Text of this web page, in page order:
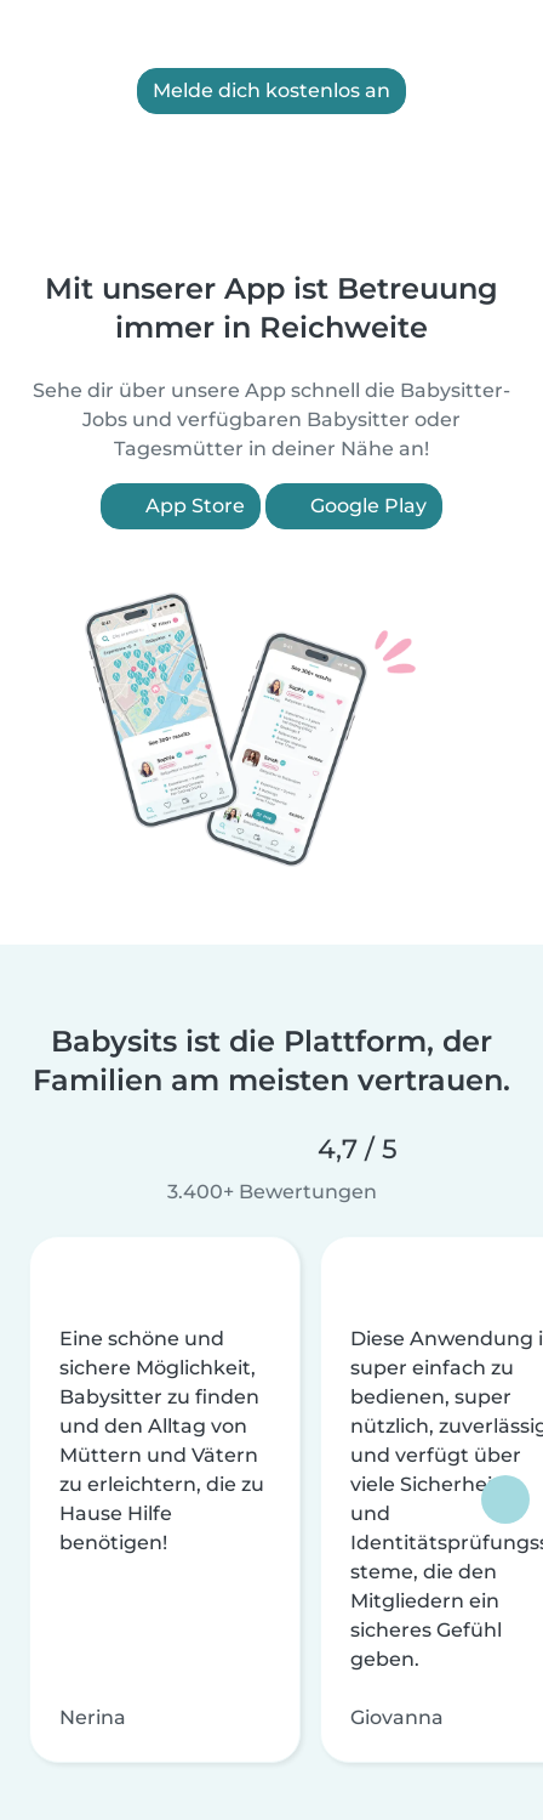
Melde dich kostenlos an
Mit unserer App ist Betreuung
immer in Reichweite
Sehe dir über unsere App schnell die Babysitter-
Jobs und verfügbaren Babysitter oder
Tagesmütter in deiner Nähe an!
App Store Google Play
Babysits ist die Plattform, der
Familien am meisten vertrauen.
4,7 / 5
3.400+ Bewertungen
Eine schöne und
sichere Möglichkeit,
Babysitter zu finden
und den Alltag von
Müttern und Vätern
zu erleichtern, die zu
Hause Hilfe
benötigen!
Nerina
Diese Anwendung
super einfach zu
bedienen, super
nützlich,
und verfügt über
viele Sicherheits-
und
steme, die den
Mitgliedern ein
sicheres Gefühl
geben.
Giovanna